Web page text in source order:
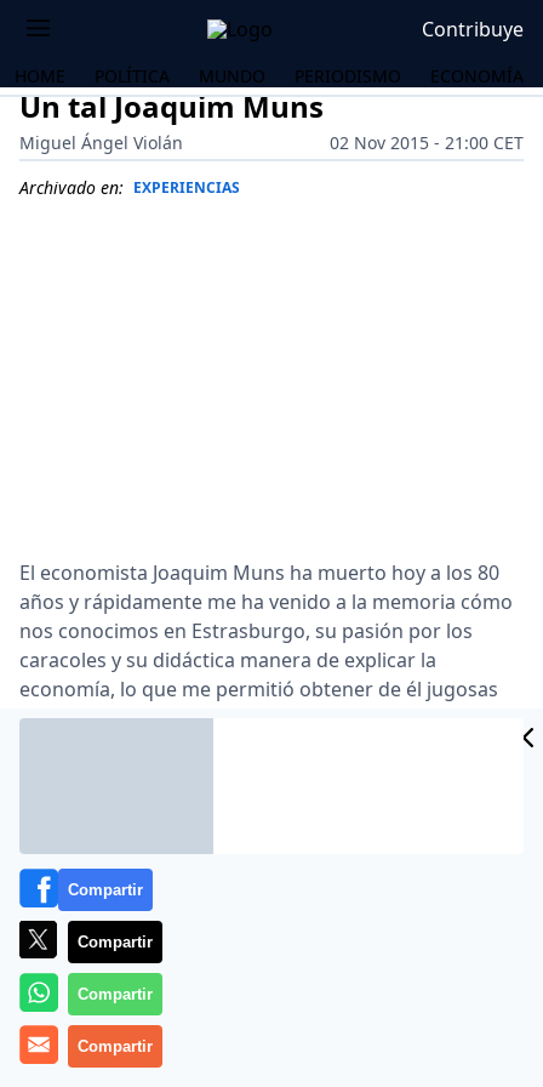
Contribuye
HOME POLÍTICA MUNDO PERIODISMO ECONOMÍA
Un tal Joaquim Muns
Miguel Ángel Violán
02 Nov 2015 - 21:00 CET
Archivado en: EXPERIENCIAS
El economista Joaquim Muns ha muerto hoy a los 80
años y rápidamente me ha venido a la memoria cómo
nos conocimos en Estrasburgo, su pasión por los
caracoles y su didáctica manera de explicar la
economía, lo que me permitió obtener de él jugosas
declaraciones y entrevistas en mis tiempos de activo
su propio país donde el talento se reconoce a
cuentagotas y el tribalismo y la mediocridad campan a
sus anchas.
Joaquim Muns vivió con alegría sus estancias en el
Parlamento Europeo. No era un político sino un
erudito. Eso formaba parte de su encanto. También
sus artículos en La Vanguardia donde había este tono
Compartir
Compartir
Compartir
Compartir